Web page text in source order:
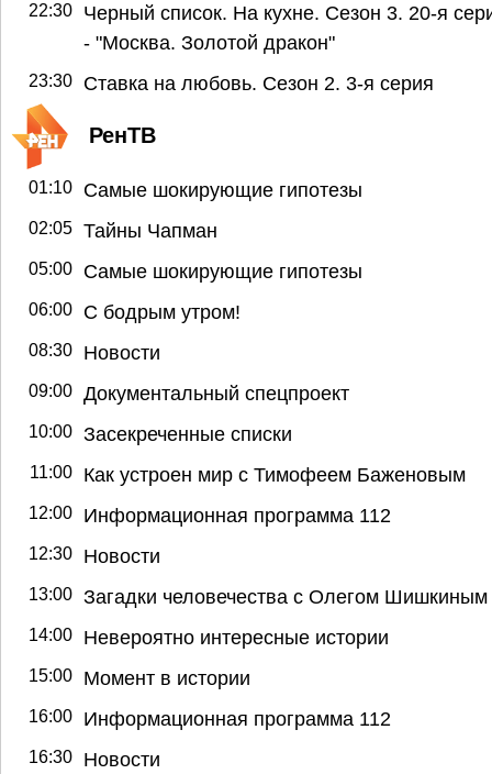
22:30
Черный список. На кухне. Сезон 3. 20-я
- "Москва. Золотой дракон"
23:30 Ставка на любовь. Сезон 2. 3-я серия
РенТВ
01:10 Самые шокирующие гипотезы
02:05 Тайны Чапман
05:00 Самые шокирующие гипотезы
06:00 С бодрым утром!
08:30 Новости
09:00 Документальный спецпроект
10:00 Засекреченные списки
11:00 Как устроен мир с Тимофеем Баженовым
12:00 Информационная программа 112
12:30 Новости
13:00 Загадки человечества с Олегом Шишкиным
14:00 Невероятно интересные истории
15:00 Момент в истории
16:00 Информационная программа 112
16:30 Новости